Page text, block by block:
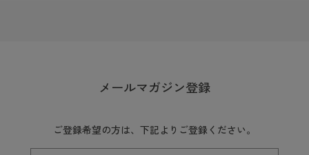
メールマガジン登録
ご登録希望の方は、下記よりご登録ください。